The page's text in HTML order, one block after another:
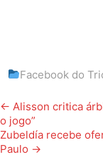
Facebook do
Post
navigation
← Alisson critica
o jogo”
Zubeldía recebe
Paulo →